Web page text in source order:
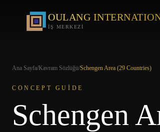
OULANG
İŞ MERKEZİ
Ana Sayfa/Kavram Sözlüğü/Schengen Area (29 Countries)
CONCEPT GUIDE
Schengen